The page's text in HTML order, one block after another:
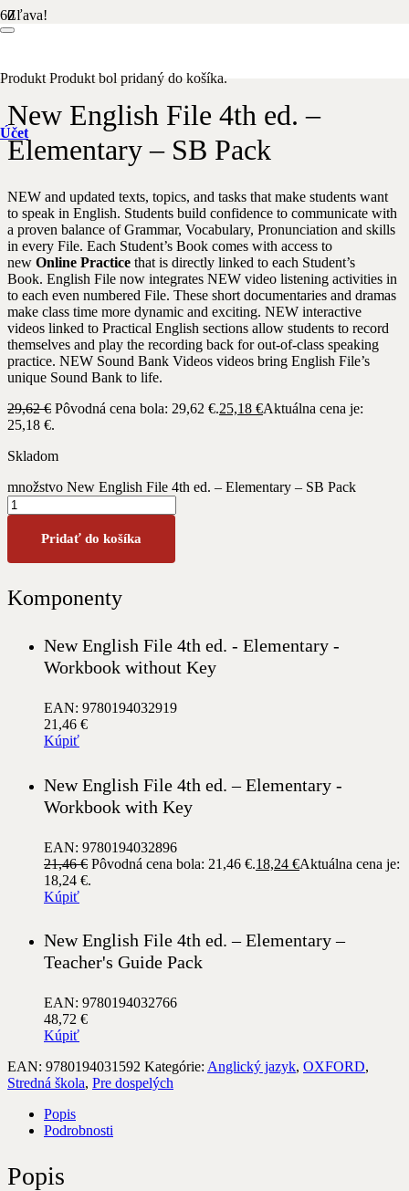
Produkt Produkt bol pridaný do košíka.
Účet
Zľava!
New English File 4th ed. –
Elementary – SB Pack
NEW and updated texts, topics, and tasks that make students want
to speak in English. Students build confidence to communicate with
a proven balance of Grammar, Vocabulary, Pronunciation and skills
in every File. Each Student’s Book comes with access to
new Online Practice that is directly linked to each Student’s
Book. English File now integrates NEW video listening activities in
to each even numbered File. These short documentaries and dramas
make class time more dynamic and exciting. NEW interactive
videos linked to Practical English sections allow students to record
themselves and play the recording back for out-of-class speaking
practice. NEW Sound Bank Videos videos bring English File’s
unique Sound Bank to life.
29,62€ Pôvodná cena bola: 29,62 €.25,18 €Aktuálna cena je:
25,18 €.
Skladom
množstvo New English File 4th ed. – Elementary – SB Pack
Pridať do košíka
Komponenty
New English File 4th ed. - Elementary -
Workbook without Key
EAN: 9780194032919
21,46 €
Kúpiť
New English File 4th ed. – Elementary -
Workbook with Key
EAN: 9780194032896
21,46€ Pôvodná cena bola: 21,46 €.18,24 €Aktuálna cena je:
18,24 €.
Kúpiť
New English File 4th ed. – Elementary –
Teacher's Guide Pack
EAN: 9780194032766
48,72 €
Kúpiť
EAN: 9780194031592 Kategórie: Anglický jazyk, OXFORD,
Stredná škola, Pre dospelých
Popis
Podrobnosti
Popis